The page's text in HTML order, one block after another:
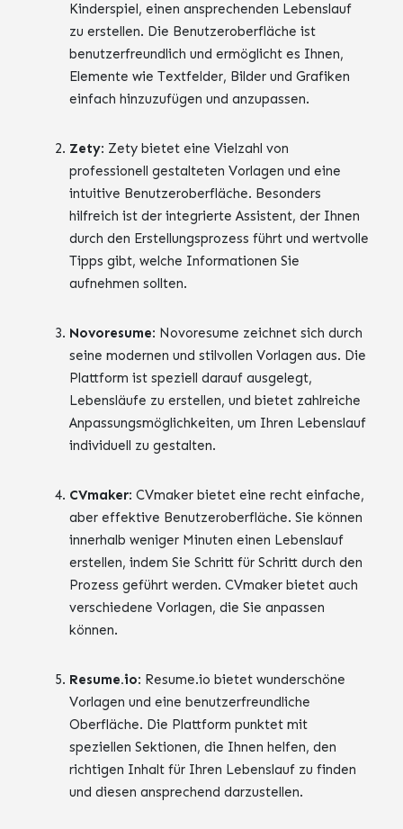
Kinderspiel, einen ansprechenden Lebenslauf
zu erstellen. Die Benutzeroberfläche ist
benutzerfreundlich und ermöglicht es Ihnen,
Elemente wie Textfelder, Bilder und Grafiken
einfach hinzuzufügen und anzupassen.
Zety: Zety bietet eine Vielzahl von
professionell gestalteten Vorlagen und eine
intuitive Benutzeroberfläche. Besonders
hilfreich ist der integrierte Assistent, der Ihnen
durch den Erstellungsprozess führt und wertvolle
Tipps gibt, welche Informationen Sie
aufnehmen sollten.
Novoresume: Novoresume zeichnet sich durch
seine modernen und stilvollen Vorlagen aus. Die
Plattform ist speziell darauf ausgelegt,
Lebensläufe zu erstellen, und bietet zahlreiche
Anpassungsmöglichkeiten, um Ihren Lebenslauf
individuell zu gestalten.
CVmaker: CVmaker bietet eine recht einfache,
aber effektive Benutzeroberfläche. Sie können
innerhalb weniger Minuten einen Lebenslauf
erstellen, indem Sie Schritt für Schritt durch den
Prozess geführt werden. CVmaker bietet auch
verschiedene Vorlagen, die Sie anpassen
können.
Resume.io: Resume.io bietet wunderschöne
Vorlagen und eine benutzerfreundliche
Oberfläche. Die Plattform punktet mit
speziellen Sektionen, die Ihnen helfen, den
richtigen Inhalt für Ihren Lebenslauf zu finden
und diesen ansprechend darzustellen.